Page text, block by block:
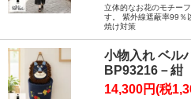
立体的なお花のモチー
す。 紫外線遮蔽率99％
焼け対策
小物入れ ベル
BP93216－紺
14,300円(税